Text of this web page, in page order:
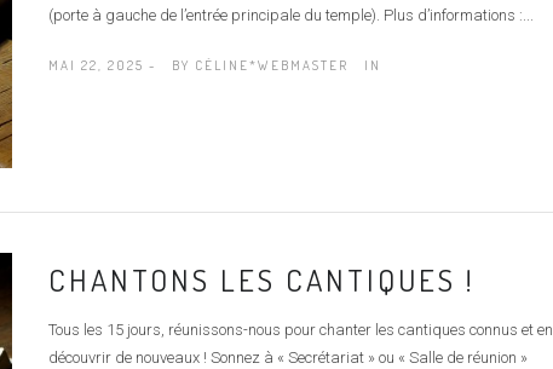
(porte à gauche de l’entrée principale du temple). Plus d’informations :...
MAI 22, 2025 - BY CÉLINE*WEBMASTER IN
CHANTONS LES CANTIQUES !
Tous les 15 jours, réunissons-nous pour chanter les cantiques connus et en
découvrir de nouveaux ! Sonnez à « Secrétariat » ou « Salle de réunion »